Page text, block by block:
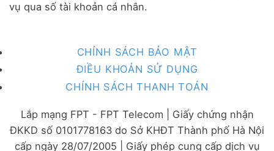
vụ qua số tài khoản cá nhân.
CHÍNH SÁCH BẢO MẬT
ĐIỀU KHOẢN SỬ DỤNG
CHÍNH SÁCH THANH TOÁN
Lắp mạng FPT - FPT Telecom | Giấy chứng nhận
ĐKKD số 0101778163 do Sở KHĐT Thành phố Hà Nội
cấp ngày 28/07/2005 | Giấy phép cung cấp dịch vụ